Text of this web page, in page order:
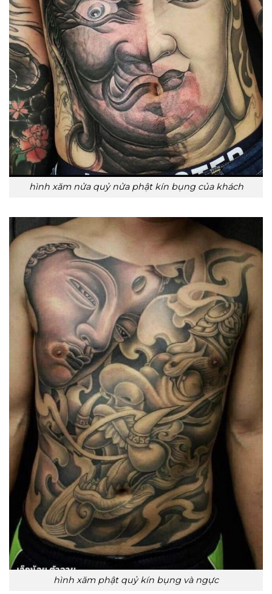
hình xăm nửa quỷ nửa phật kín bụng của khách
hình xăm phật quỷ kín bụng và ngực